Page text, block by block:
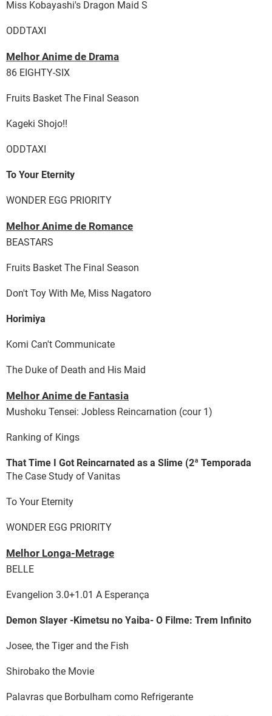
Miss Kobayashi's Dragon Maid S
ODDTAXI
Melhor Anime de Drama
86 EIGHTY-SIX
Fruits Basket The Final Season
Kageki Shojo!!
ODDTAXI
To Your Eternity
WONDER EGG PRIORITY
Melhor Anime de Romance
BEASTARS
Fruits Basket The Final Season
Don't Toy With Me, Miss Nagatoro
Horimiya
Komi Can't Communicate
The Duke of Death and His Maid
Melhor Anime de Fantasia
Mushoku Tensei: Jobless Reincarnation (cour 1)
Ranking of Kings
That Time I Got Reincarnated as a Slime (2ª Temporada
The Case Study of Vanitas
To Your Eternity
WONDER EGG PRIORITY
Melhor Longa-Metrage
BELLE
Evangelion 3.0+1.01 A Esperança
Demon Slayer -Kimetsu no Yaiba- O Filme: Trem Infinito
Josee, the Tiger and the Fish
Shirobako the Movie
Palavras que Borbulham como Refrigerante